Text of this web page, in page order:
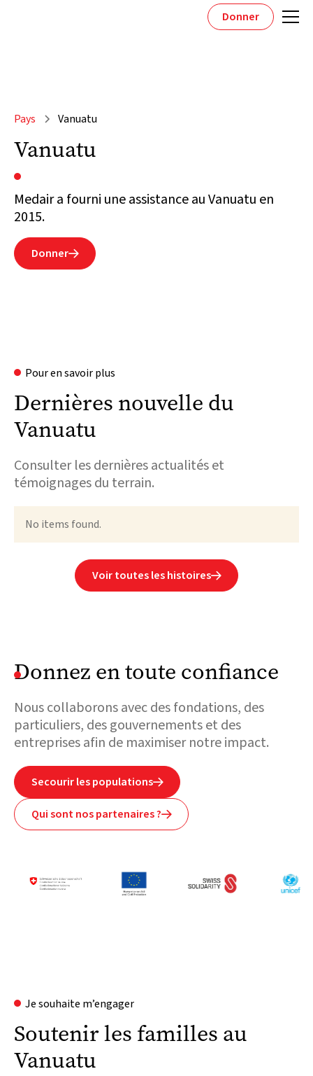
Donner
Pays Vanuatu
Vanuatu
Medair a fourni une assistance au Vanuatu en
2015.
Donner
Pour en savoir plus
Dernières nouvelle du
Vanuatu
Consulter les dernières actualités et
témoignages du terrain.
No items found.
Voir toutes les histoires
Donnez en toute confiance
Nous collaborons avec des fondations, des
particuliers, des gouvernements et des
entreprises afin de maximiser notre impact.
Secourir les populations
Qui sont nos partenaires ?
Je souhaite m’engager
Soutenir les familles au
Vanuatu